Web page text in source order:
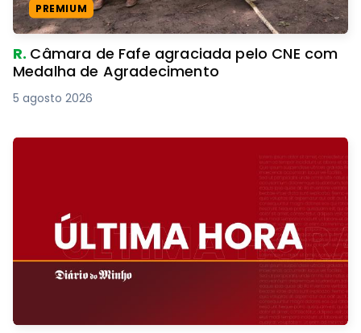
PREMIUM
R. Câmara de Fafe agraciada pelo CNE com
Medalha de Agradecimento
5 agosto 2026